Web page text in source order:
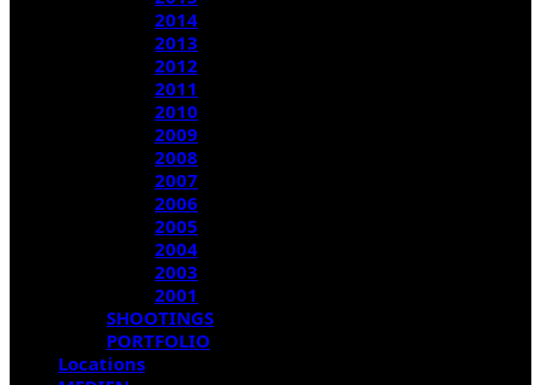
2014
2013
2012
2011
2010
2009
2008
2007
2006
2005
2004
2003
2001
SHOOTINGS
PORTFOLIO
Locations